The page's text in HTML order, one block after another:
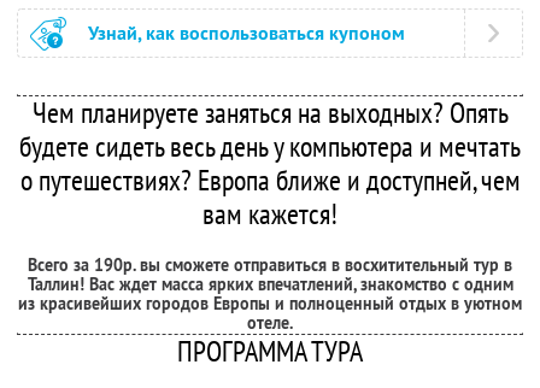
Узнай, как воспользоваться купоном
Чем планируете заняться на выходных? Опять
будете сидеть весь день у компьютера и мечтать
о путешествиях? Европа ближе и доступней, чем
вам кажется!
Всего за 190р. вы сможете отправиться в восхитительный тур в
Таллин! Вас ждет масса ярких впечатлений, знакомство с одним
из красивейших городов Европы и полноценный отдых в уютном
отеле.
ПРОГРАММА ТУРА